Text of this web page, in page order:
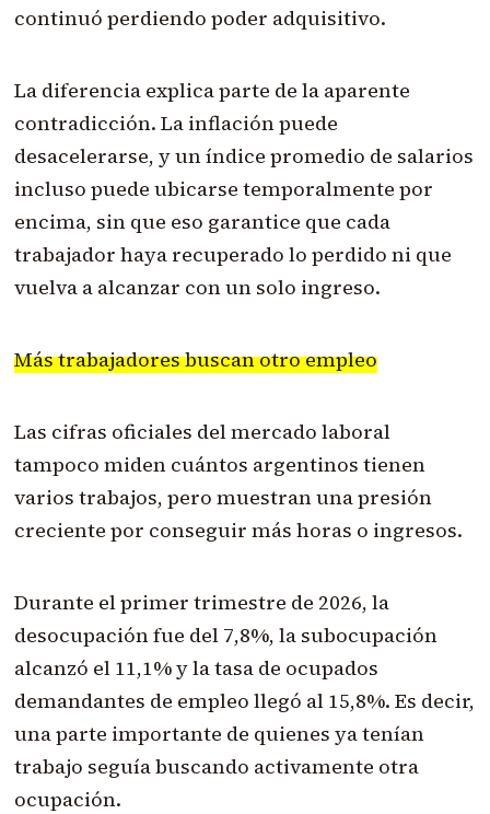
continuó perdiendo poder adquisitivo.
La diferencia explica parte de la aparente
contradicción. La inflación puede
desacelerarse, y un índice promedio de salarios
incluso puede ubicarse temporalmente por
encima, sin que eso garantice que cada
trabajador haya recuperado lo perdido ni que
vuelva a alcanzar con un solo ingreso.
Más trabajadores buscan otro empleo
Las cifras oficiales del mercado laboral
tampoco miden cuántos argentinos tienen
varios trabajos, pero muestran una presión
creciente por conseguir más horas o ingresos.
Durante el primer trimestre de 2026, la
desocupación fue del 7,8%, la subocupación
alcanzó el 11,1% y la tasa de ocupados
demandantes de empleo llegó al 15,8%. Es decir,
una parte importante de quienes ya tenían
trabajo seguía buscando activamente otra
ocupación.